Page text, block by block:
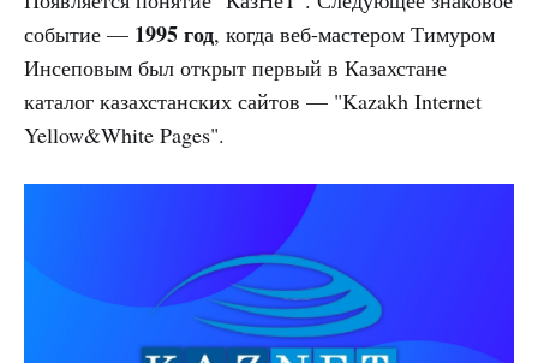
событие — 1995 год, когда веб-мастером Тимуром
Инсеповым был открыт первый в Казахстане
каталог казахстанских сайтов — "Kazakh Internet
Yellow&White Pages".